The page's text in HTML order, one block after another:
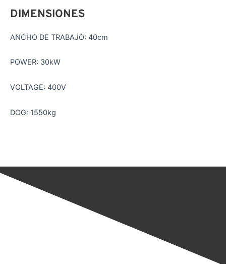
DIMENSIONES
ANCHO DE TRABAJO: 40cm
POWER: 30kW
VOLTAGE: 400V
DOG: 1550kg